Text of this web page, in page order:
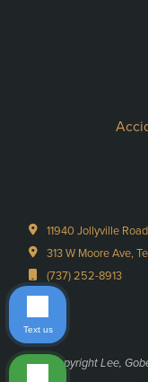
11940 Jollyville
313 W Moore Ave,
(737) 252-8913
©Copyright Lee,
Text us